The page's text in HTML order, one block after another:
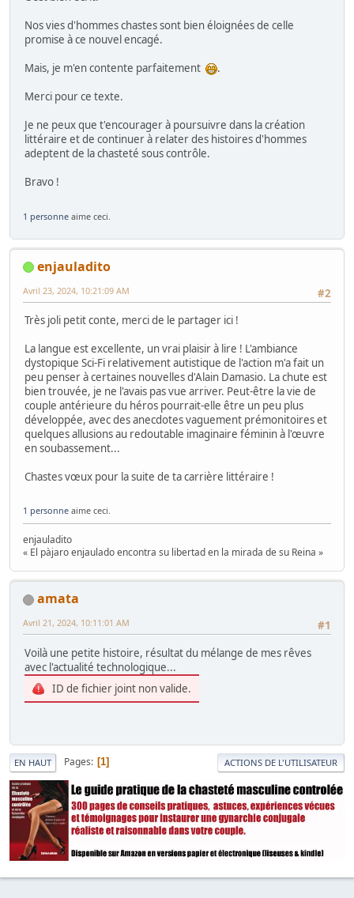
Nos vies d'hommes chastes sont bien éloignées de celle
promise à ce nouvel encagé.
Mais, je m'en contente parfaitement
.
Merci pour ce texte.
Je ne peux que t'encourager à poursuivre dans la création
littéraire et de continuer à relater des histoires d'hommes
adeptent de la chasteté sous contrôle.
Bravo !
1 personne aime ceci.
enjauladito
#2
Avril 23, 2024, 10:21:09 AM
Très joli petit conte, merci de le partager ici !
La langue est excellente, un vrai plaisir à lire ! L'ambiance
dystopique Sci-Fi relativement autistique de l'action m'a fait un
peu penser à certaines nouvelles d'Alain Damasio. La chute est
bien trouvée, je ne l'avais pas vue arriver. Peut-être la vie de
couple antérieure du héros pourrait-elle être un peu plus
développée, avec des anecdotes vaguement prémonitoires et
quelques allusions au redoutable imaginaire féminin à l'œuvre
en soubassement...
Chastes vœux pour la suite de ta carrière littéraire !
1 personne aime ceci.
enjauladito
« El pàjaro enjaulado encontra su libertad en la mirada de su Reina »
amata
#1
Avril 21, 2024, 10:11:01 AM
Voilà une petite histoire, résultat du mélange de mes rêves
avec l'actualité technologique...
ID de fichier joint non valide.
EN HAUT Pages 1 ACTIONS DE L'UTILISATEUR